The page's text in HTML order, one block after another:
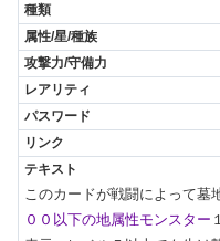
このカードが戦闘によって墓
００以下の地属性モンスター